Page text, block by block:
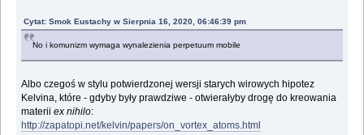
Cytat: Smok Eustachy w Sierpnia 16, 2020, 06:46:39 pm
No i komunizm wymaga wynalezienia perpetuum mobile
Albo czegoś w stylu potwierdzonej wersji starych wirowych hipotez
Kelvina, które - gdyby były prawdziwe - otwierałyby drogę do kreowania
materiiex nihilo:
http://zapatopi.net/kelvin/papers/on_vortex_atoms.html